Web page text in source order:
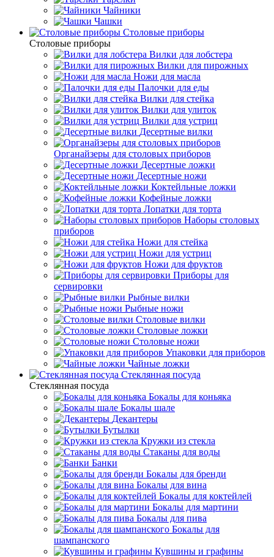
Чайники
Чашки
Cтоловые приборы
Cтоловые приборы
Вилки для лобстера
Вилки для пирожных
Ножи для масла
Палочки для еды
Вилки для стейка
Вилки для улиток
Вилки для устриц
Десертные вилки
Органайзеры для столовых приборов
Десертные ложки
Десертные ножи
Коктейльные ложки
Кофейные ложки
Лопатки для торта
Наборы столовых
приборов
Ножи для стейка
Ножи для устриц
Ножи для фруктов
Приборы для
сервировки
Рыбные вилки
Рыбные ножи
Столовые вилки
Столовые ложки
Столовые ножи
Упаковки для приборов
Чайные ложки
Стеклянная посуда
Стеклянная посуда
Бокалы для коньяка
Бокалы шале
Декантеры
Бутылки
Кружки из стекла
Стаканы для воды
Банки
Бокалы для бренди
Бокалы для вина
Бокалы для коктейлей
Бокалы для мартини
Бокалы для пива
Бокалы для
шампанского
Кувшины и графины